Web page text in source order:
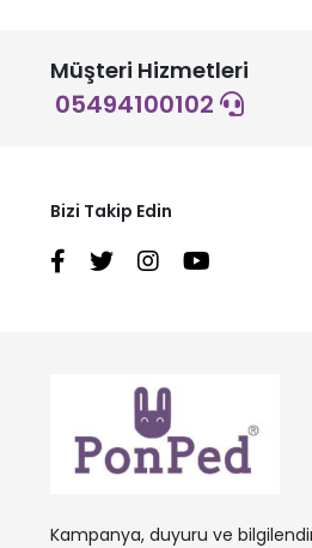
Müşteri Hizmetleri
05494100102
Bizi Takip Edin
Kampanya, duyuru ve